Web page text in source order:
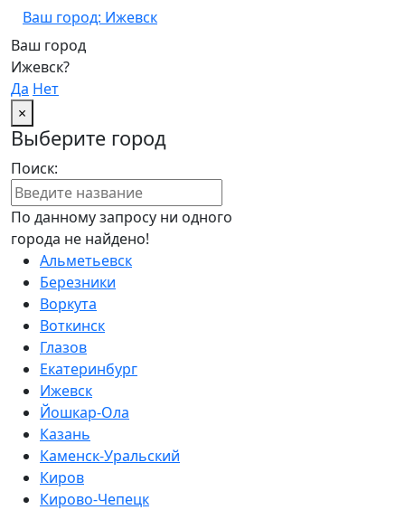
Ваш город: Ижевск
Ваш город
Ижевск?
Да Нет
×
Выберите город
Поиск:
По данному запросу ни одного
города не найдено!
Альметьевск
Березники
Воркута
Воткинск
Глазов
Екатеринбург
Ижевск
Йошкар-Ола
Казань
Каменск-Уральский
Киров
Кирово-Чепецк